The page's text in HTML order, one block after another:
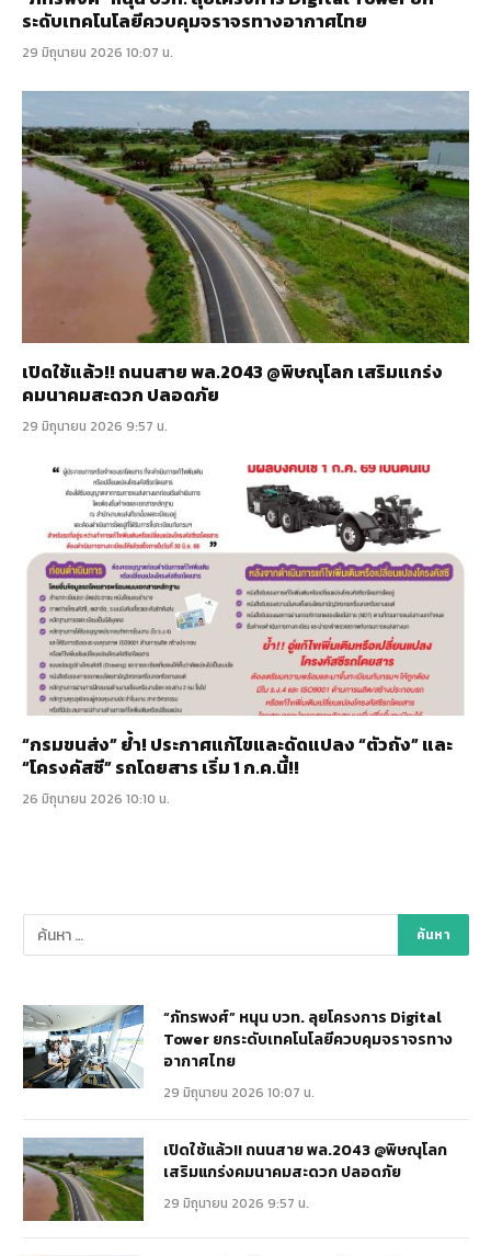
ระดับเทคโนโลยีควบคุมจราจรทางอากาศไทย
29 มิถุนายน 2026 10:07 น.
เปิดใช้แล้ว!! ถนนสาย พล.2043 @พิษณุโลก เสริมแกร่ง
คมนาคมสะดวก ปลอดภัย
29 มิถุนายน 2026 9:57 น.
“กรมขนส่ง” ย้ำ! ประกาศแก้ไขและดัดแปลง “ตัวถัง” และ
“โครงคัสซี” รถโดยสาร เริ่ม 1 ก.ค.นี้!!
26 มิถุนายน 2026 10:10 น.
“ภัทรพงศ์” หนุน บวท. ลุยโครงการ Digital
Tower ยกระดับเทคโนโลยีควบคุมจราจรทาง
อากาศไทย
29 มิถุนายน 2026 10:07 น.
เปิดใช้แล้ว!! ถนนสาย พล.2043 @พิษณุโลก
เสริมแกร่งคมนาคมสะดวก ปลอดภัย
29 มิถุนายน 2026 9:57 น.